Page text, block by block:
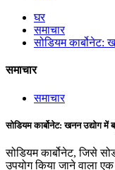
घर
समाचार
सोडियम कार्बोनेट:
समाचार
समाचार
सोडियम कार्बोनेट: खनन उद्योग में
सोडियम कार्बोनेट, जिसे
उपयोग किया जाने वाला